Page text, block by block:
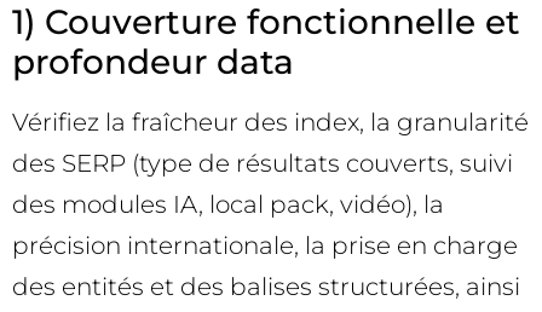
1) Couverture fonctionnelle et
profondeur data
Vérifiez la fraîcheur des index, la granularité
des SERP (type de résultats couverts, suivi
des modules IA, local pack, vidéo), la
précision internationale, la prise en charge
des entités et des balises structurées, ainsi